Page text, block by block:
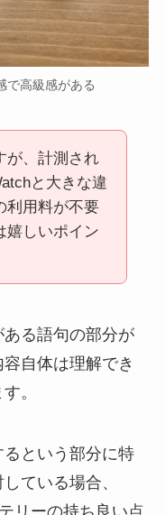
で高級感がある
が、計測され
と大きな違
利用料が不要
嬉しいポイン
る語句の部分が
自体は理解でき
。
という部分に特
ている場合、
リーの持ち良い点